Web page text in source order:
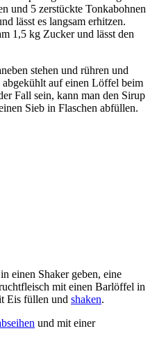
und 5 zerstückte Tonkabohnen
lässt es langsam erhitzen.
1,5 kg Zucker und lässt den
stehen und rühren und
auf einen Löffel beim
Fall sein, kann man den Sirup
Sieb in Flaschen abfüllen.
einen Shaker geben, eine
mit einen Barlöffel in
Eis füllen und shaken.
und mit einer